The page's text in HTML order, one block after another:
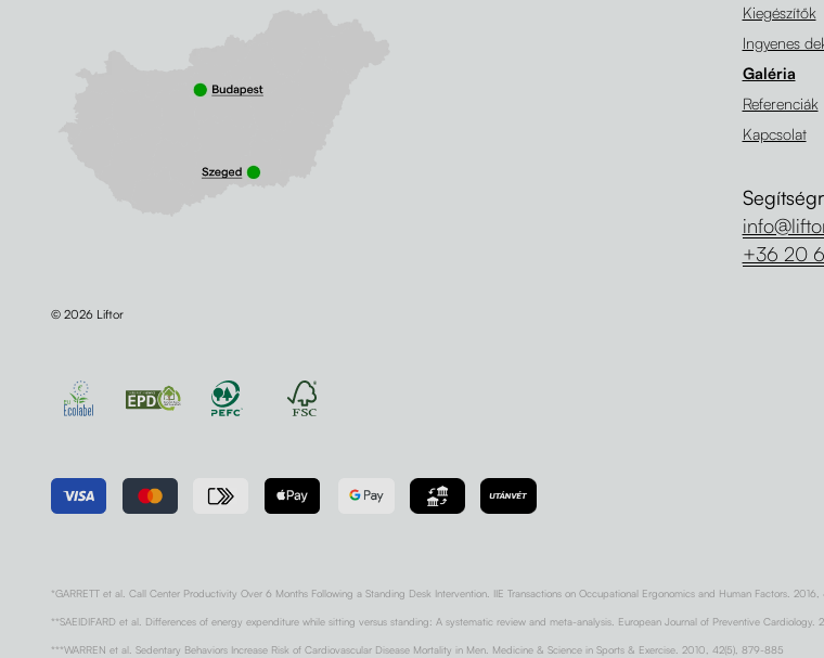
Kiegészítők
Ingyenes
Galéria
Referenciák
Kapcsolat
+36 20
© 2026 Liftor
*GARRETT et al. Call Center Productivity Over 6 Months Following a Standing Desk Intervention. IIE Transactions on Occupational Ergonomics and Human Factors. 2016,
**SAEIDIFARD et al. Differences of energy expenditure while sitting versus standing: A systematic review and meta-analysis. European Journal of Preventive Cardiology.
***WARREN et al. Sedentary Behaviors Increase Risk of Cardiovascular Disease Mortality in Men. Medicine & Science in Sports & Exercise. 2010, 42(5), 879-885